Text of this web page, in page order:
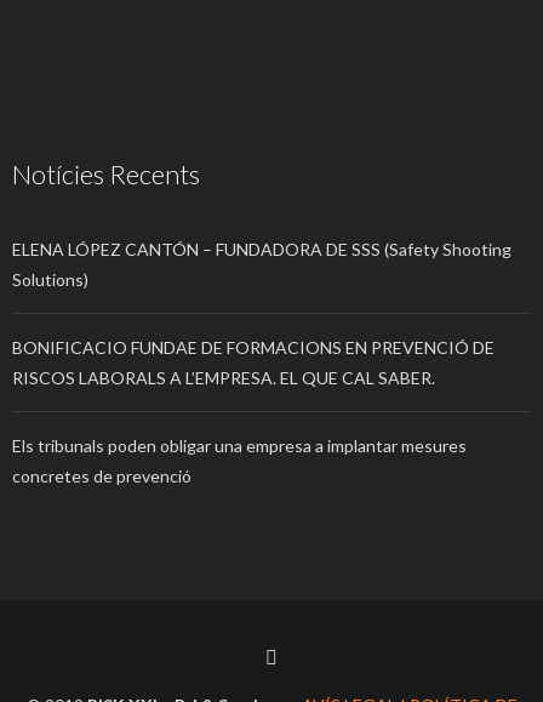
Notícies Recents
ELENA LÓPEZ CANTÓN – FUNDADORA DE SSS (Safety Shooting
Solutions)
BONIFICACIO FUNDAE DE FORMACIONS EN PREVENCIÓ DE
RISCOS LABORALS A L’EMPRESA. EL QUE CAL SABER.
Els tribunals poden obligar una empresa a implantar mesures
concretes de prevenció